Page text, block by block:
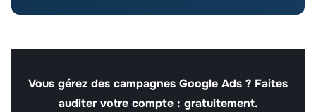
Vous gérez des campagnes Google Ads ? Faites
auditer votre compte : gratuitement.